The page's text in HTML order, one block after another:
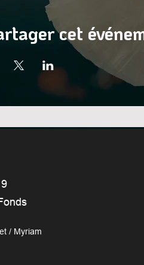
cet
/ Myriam